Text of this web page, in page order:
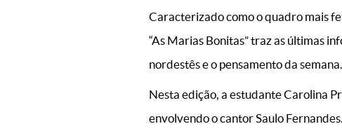
Caracterizado como o quadro mais
“As Marias Bonitas” traz as últimas
nordestês e o pensamento da semana.
Nesta edição, a estudante Carolina
envolvendo o cantor Saulo Fernandes.